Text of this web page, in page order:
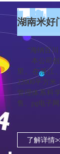
湖南米好
“海纳百川
本公司创建
里。在浙江
22000平方米
管理体系科
售、pg电子
了解详情